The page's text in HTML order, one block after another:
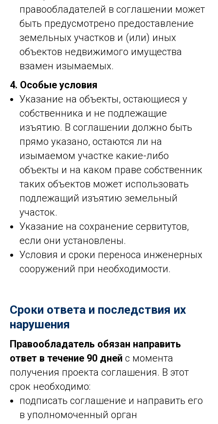
правообладателей в соглашении может
быть предусмотрено предоставление
земельных участков и (или) иных
объектов недвижимого имущества
взамен изымаемых.
4. Особые условия
Указание на объекты, остающиеся у
собственника и не подлежащие
изъятию. В соглашении должно быть
прямо указано, остаются ли на
изымаемом участке какие-либо
объекты и на каком праве собственник
таких объектов может использовать
подлежащий изъятию земельный
участок.
Указание на сохранение сервитутов,
если они установлены.
Условия и сроки переноса инженерных
сооружений при необходимости.
Сроки ответа и последствия их
нарушения
Правообладатель обязан направить
ответ в течение 90 дней с момента
получения проекта соглашения. В этот
срок необходимо:
подписать соглашение и направить его
в уполномоченный орган